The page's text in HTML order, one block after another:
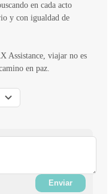
en cada acto
y con igualdad de
Assistance, viajar no es
en paz.
Enviar